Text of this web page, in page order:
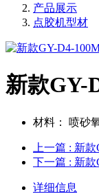
产品展示
点胶机型材
新款GY-
材料： 喷砂
上一篇 : 新款
下一篇 : 新款
详细信息